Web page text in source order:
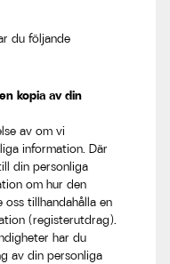
du följande
kopia av din
av om vi
information. Där
din personliga
om hur den
oss tillhandahålla en
(registerutdrag).
har du
av din personliga